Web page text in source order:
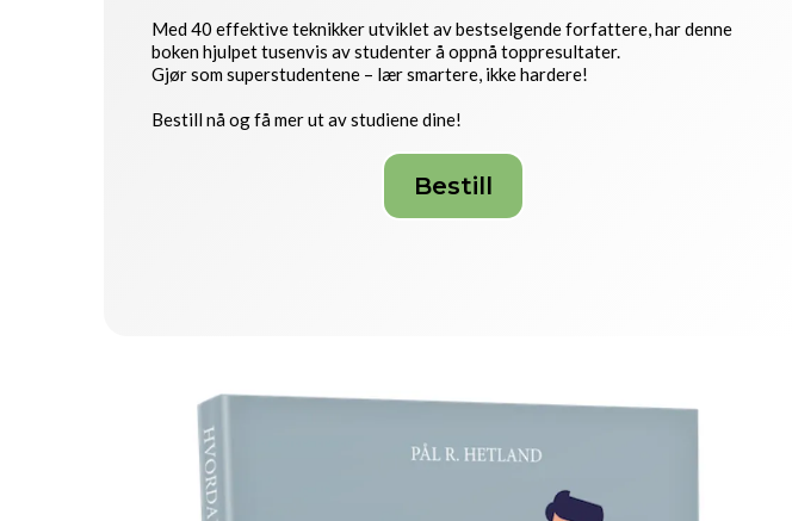
Med 40 effektive teknikker utviklet av bestselgende forfattere, har denne
boken hjulpet tusenvis av studenter å oppnå toppresultater.
Gjør som superstudentene – lær smartere, ikke hardere!
Bestill nå og få mer ut av studiene dine!
Bestill